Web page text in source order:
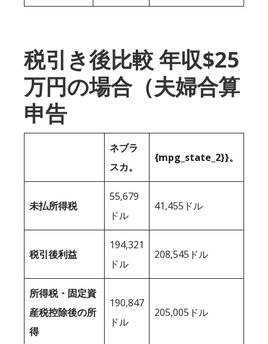
税引き後比較 年収$25
万円の場合（夫婦合算
申告
ネブラ
スカ。
{mpg_state_2}}。
未払所得税
55,679
ドル
41,455ドル
税引後利益
194,321
ドル
208,545ドル
所得税・固定資
産税控除後の所
得
190,847
ドル
205,005ドル